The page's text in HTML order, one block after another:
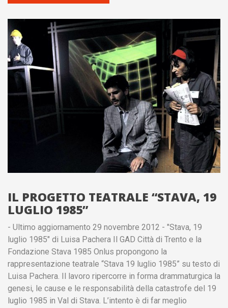
IL PROGETTO TEATRALE “STAVA, 19
LUGLIO 1985”
- Ultimo aggiornamento 29 novembre 2012 - "Stava, 19
luglio 1985" di Luisa Pachera Il GAD Città di Trento e la
Fondazione Stava 1985 Onlus propongono la
rappresentazione teatrale “Stava 19 luglio 1985” su testo di
Luisa Pachera. Il lavoro ripercorre in forma drammaturgica la
genesi, le cause e le responsabilità della catastrofe del 19
luglio 1985 in Val di Stava. L’intento è di far meglio